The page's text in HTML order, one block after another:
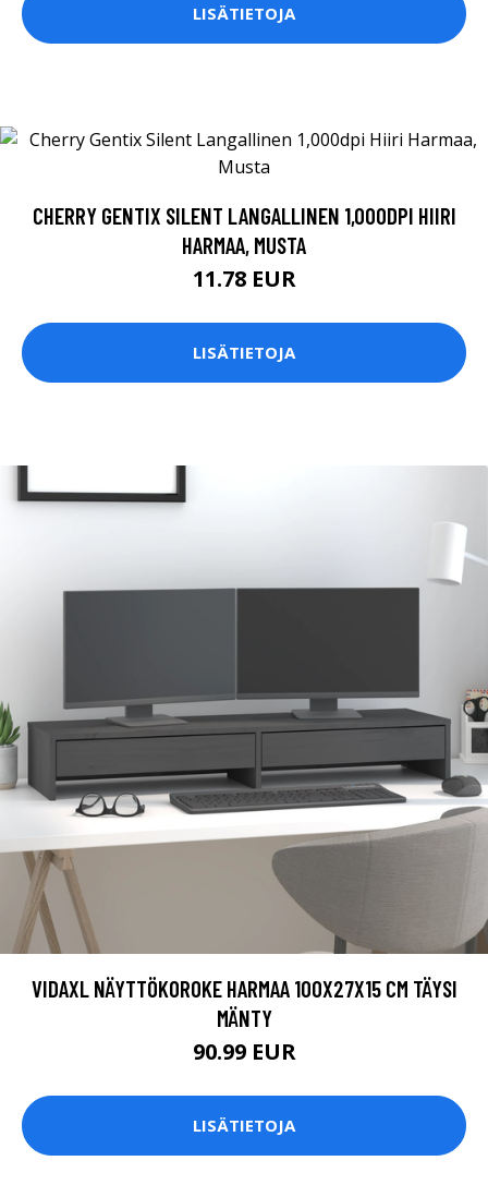
LISÄTIETOJA
CHERRY GENTIX SILENT LANGALLINEN 1,000DPI HIIRI
HARMAA, MUSTA
11.78 EUR
LISÄTIETOJA
VIDAXL NÄYTTÖKOROKE HARMAA 100X27X15 CM TÄYSI
MÄNTY
90.99 EUR
LISÄTIETOJA